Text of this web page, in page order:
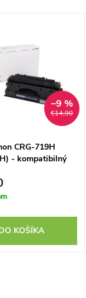
€14,90
–9 %
CRG-719H
- kompatibilný
KOŠÍKA